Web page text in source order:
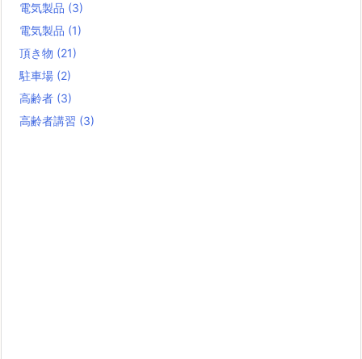
電気製品 (3)
電気製品 (1)
頂き物 (21)
駐車場 (2)
高齢者 (3)
高齢者講習 (3)